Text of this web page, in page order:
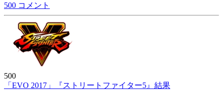
500 コメント
500
「EVO 2017」『ストリートファイター5』結果